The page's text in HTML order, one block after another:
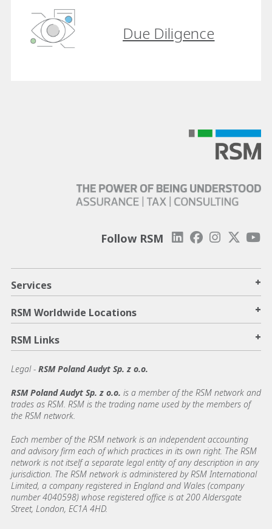
Due Diligence
Follow RSM
Services +
RSM Worldwide Locations +
RSM Links +
Legal - RSM Poland Audyt Sp. z o.o.
RSM Poland Audyt Sp. z o.o. is a member of the RSM network and
trades as RSM. RSM is the trading name used by the members of
the RSM network.
Each member of the RSM network is an independent accounting
and advisory firm each of which practices in its own right. The RSM
network is not itself a separate legal entity of any description in any
jurisdiction. The RSM network is administered by RSM International
Limited, a company registered in England and Wales (company
number 4040598) whose registered office is at 200 Aldersgate
Street, London, EC1A 4HD.